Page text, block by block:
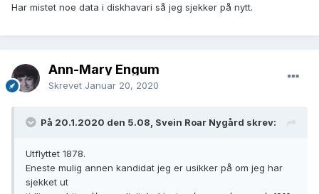
etterkommere i USA.
1891 Hans er tilbake i Skiptvet, nå som «Sindssvag» og
andre siden av bygda fra der han var født.
RA, Folketelling 1891 for 0127 Skiptvet herred, 1891, s. 2665
Brukslenke for sidevisning:
Moren døde i 1878, men hans far, søster og svoger samt
ikke funnet at han hadde noen form for kontakt med
familien.
1900 Ft. På Baugen (Bogen) «Sindsyg fr 20 aar»
Har mistet noe data i diskhavari så jeg sjekker på nytt.
Ann-Mary Engum
Skrevet Januar 20, 2020
På 20.1.2020 den 5.08, Svein Roar Nygård skrev:
Utflyttet 1878.
Eneste mulig annen kandidat jeg er usikker på om jeg har
sjekket ut